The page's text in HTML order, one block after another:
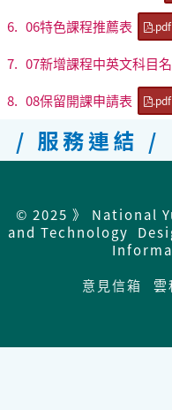
6. 06特色課程推薦表 .pdf
7. 07新增課程中英文科目
8. 08保留開課申請表 .pdf
/ 服務連結 /
© 2025 》 National
and Technology
意見信箱
雲